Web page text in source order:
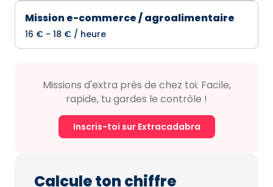
Mission e-commerce / agroalimentaire
16 € - 18 € / heure
Missions d'extra près de chez toi. Facile,
rapide, tu gardes le contrôle !
Inscris-toi sur Extracadabra
Calcule ton chiffre